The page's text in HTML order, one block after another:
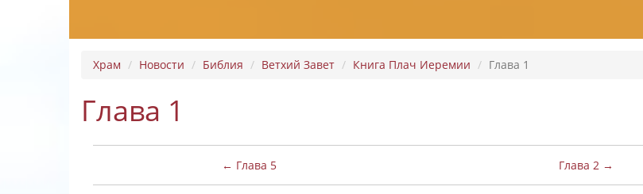
Храм Новости Библия Ветхий Завет Книга Плач Иеремии Глава 1
Глава 1
← Глава 5 Глава 2 →